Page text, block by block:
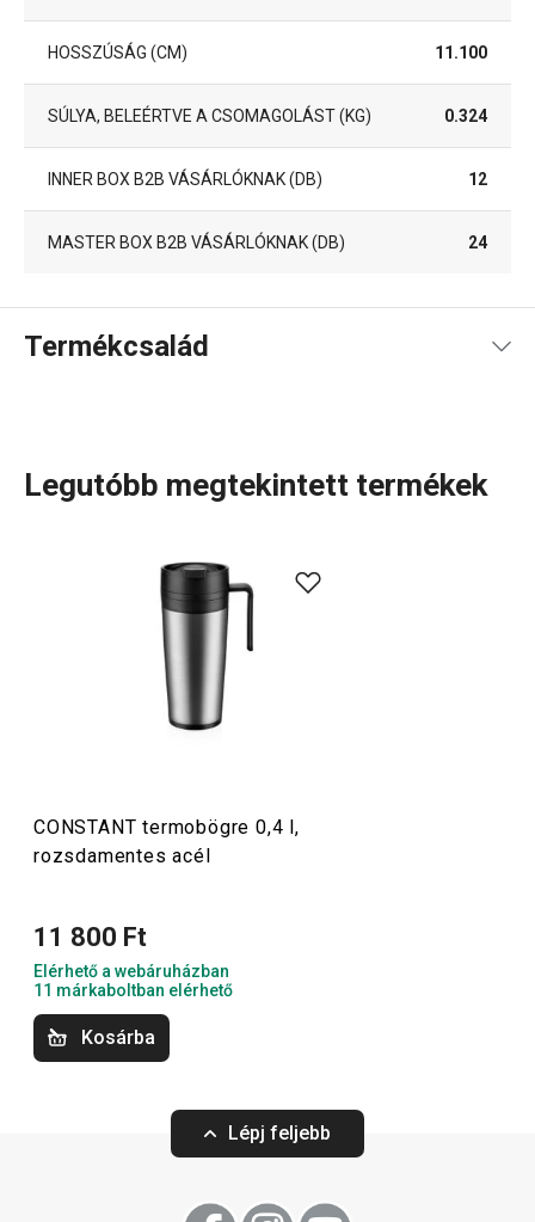
HOSSZÚSÁG (CM) 11.100
SÚLYA, BELEÉRTVE A CSOMAGOLÁST (KG) 0.324
INNER BOX B2B VÁSÁRLÓKNAK (DB) 12
MASTER BOX B2B VÁSÁRLÓKNAK (DB) 24
Termékcsalád
utazáshoz és sportoláshoz
tervezett termoszok,
, valamint praktikus, teljesen rozsdamentes
acélból készült palackok tartoznak. Kiváló minőségű
rozsdamentes acélból készülnek. Hétköznapi használat
mellett a teához és kávéhoz való termoszok, illetve az
gyakorlatilag törhetetlenek. A termoszok
Legutóbb megtekintett termékek
CONSTANT termobögre 0,4 l,
rozsdamentes acél
11 800 Ft
Elérhető a webáruházban
11 márkaboltban elérhető
Kosárba
Lépj feljebb